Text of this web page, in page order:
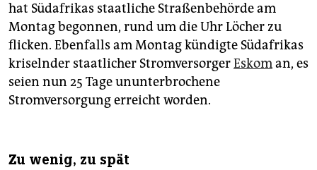
hat Südafrikas staatliche Straßenbehörde am
Montag begonnen, rund um die Uhr Löcher zu
flicken. Ebenfalls am Montag kündigte Südafrikas
kriselnder staatlicher StromversorgerEskoman, es
seien nun 25 Tage ununterbrochene
Stromversorgung erreicht worden.
Zu wenig, zu spät